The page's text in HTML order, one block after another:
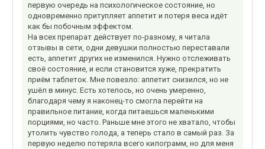
первую очередь на психологическое состояние, но
одновременно притупляет аппетит и потеря веса идёт
как бы побочным эффектом.
На всех препарат действует по-разному, я читала
отзывы в сети, одни девушки полностью переставали
есть, аппетит других не изменился. Нужно отслеживать
своё состояние, и если становится хуже, прекратить
приём таблеток. Мне повезло: аппетит снизился, но не
ушёл в минус. Есть хотелось, но очень умеренно,
благодаря чему я наконец-то смогла перейти на
правильное питание, когда питаешься маленькими
порциями, но часто. Раньше мне этого не хватало, чтобы
утолить чувство голода, а теперь стало в самый раз. За
первую неделю потеряла всего килограмм, но для меня